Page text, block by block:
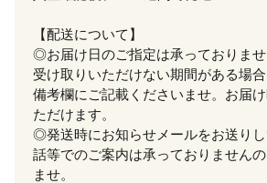
【配送について】
◎お届け日のご指定は承っておりま
受け取りいただけない期間がある場
備考欄にご記載くださいませ。お届
ただけます。
◎発送時にお知らせメールをお送り
話等でのご案内は承っておりません
ませ。